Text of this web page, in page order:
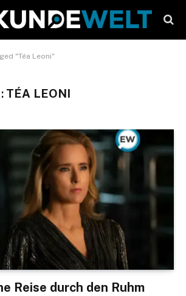
"Téa Leoni"
TÉA LEONI
Reise durch den Ruhm